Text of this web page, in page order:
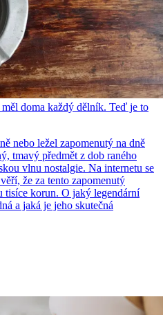
doma každý dělník. Teď je to
nebo ležel zapomenutý na dně
tmavý předmět z dob raného
vlnu nostalgie. Na internetu se
že za tento zapomenutý
tisíce korun. O jaký legendární
a jaká je jeho skutečná